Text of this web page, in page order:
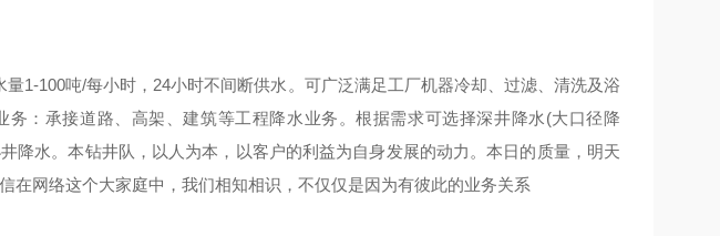
1-100吨/每小时，24小时不间断供水。可广泛满足工厂机器冷却、过滤、清洗及浴
：承接道路、高架、建筑等工程降水业务。根据需求可选择深井降水(大口径降
降水。本钻井队，以人为本，以客户的利益为自身发展的动力。本日的质量，明天
在网络这个大家庭中，我们相知相识，不仅仅是因为有彼此的业务关系